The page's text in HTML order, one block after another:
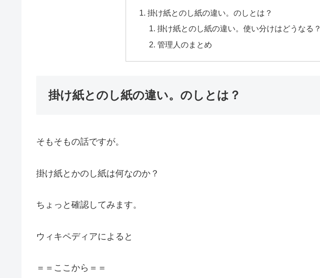
掛け紙とのし紙の違い。のしとは？
掛け紙とのし紙の違い。使い分けはどうなる？
管理人のまとめ
掛け紙とのし紙の違い。のしとは？
そもそもの話ですが。
掛け紙とかのし紙は何なのか？
ちょっと確認してみます。
ウィキペディアによると
＝＝ここから＝＝